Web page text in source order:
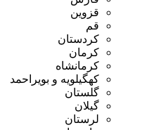
قزوین
قم
کردستان
کرمان
کرمانشاه
کهگیلویه و بویراحمد
گلستان
گیلان
لرستان